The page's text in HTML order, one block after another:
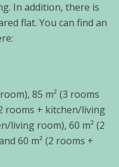
In addi­ti­on, the­re is
flat. You can find an
85 m² (3 rooms
rooms + kitchen/living
living room), 60 m² (2
60 m² (2 rooms +